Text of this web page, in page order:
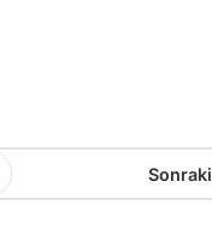
Sonraki